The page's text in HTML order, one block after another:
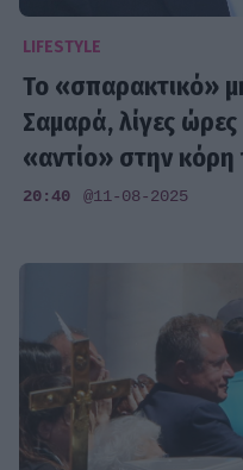
LIFESTYLE
Το «σπαρακτικό»
Σαμαρά, λίγες ώρες
«αντίο» στην κόρη
20:40 @11-08-2025